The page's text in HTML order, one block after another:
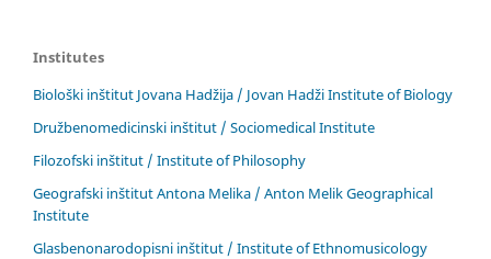
Institutes
Biološki inštitut Jovana Hadžija / Jovan Hadži Institute of Biology
Družbenomedicinski inštitut / Sociomedical Institute
Filozofski inštitut / Institute of Philosophy
Geografski inštitut Antona Melika / Anton Melik Geographical
Institute
Glasbenonarodopisni inštitut / Institute of Ethnomusicology